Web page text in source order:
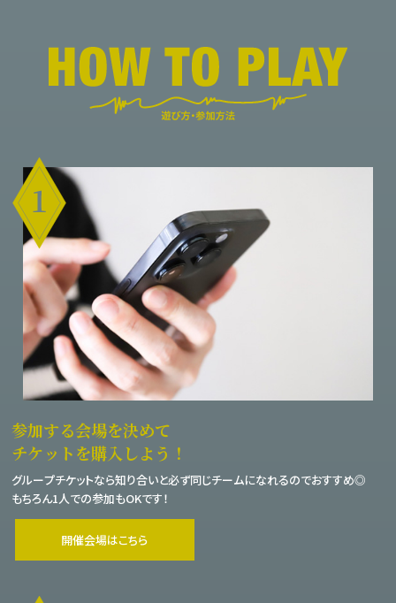
参加する会場を決めて
チケットを購入しよう！
グループチケットなら知り合いと必ず同じチームになれるのでおすすめ◎
もちろん1人での参加もOKです！
開催会場はこちら